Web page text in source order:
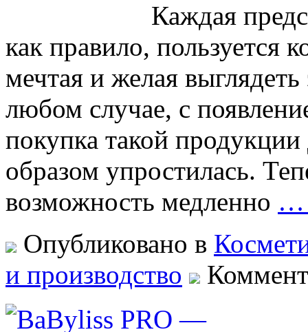
Каждая
как правило, пользуется
мечтая и желая
любом случае, с
покупка такой
образом упростилась.
возможность медленно …
Опубликовано в
и производство